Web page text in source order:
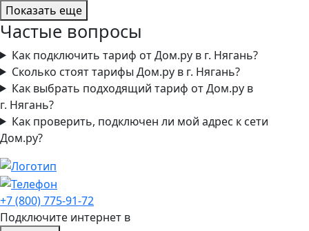
Показать еще
Частые вопросы
Как подключить тариф от Дом.ру в г. Нягань?
Сколько стоят тарифы Дом.ру в г. Нягань?
Как выбрать подходящий тариф от Дом.ру в
г. Нягань?
Как проверить, подключен ли мой адрес к сети
Дом.ру?
+7 (800) 775-91-72
Подключите интернет в